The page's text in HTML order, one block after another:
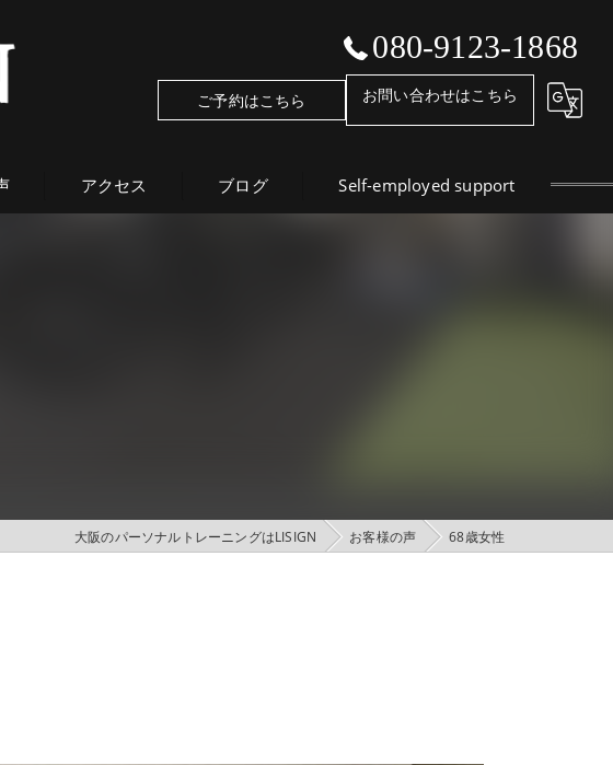
080-9123-1868
ご予約はこちら お問い合わせはこちら
アクセス ブログ Self-employed support
大阪のパーソナルトレーニングはLISIGN お客様の声 68歳女性